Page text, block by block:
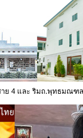
ย 4 และ ริมถ.พุทธมณฑ